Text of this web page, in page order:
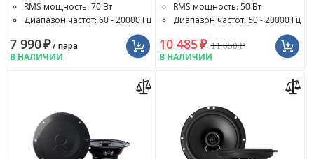
RMS мощность: 70 Вт
Диапазон частот: 60 - 20000 Гц
7 990₽/ пара
В НАЛИЧИИ
RMS мощность: 50 Вт
Диапазон частот: 50 - 20000 Гц
10 485₽ 11 650₽
В НАЛИЧИИ